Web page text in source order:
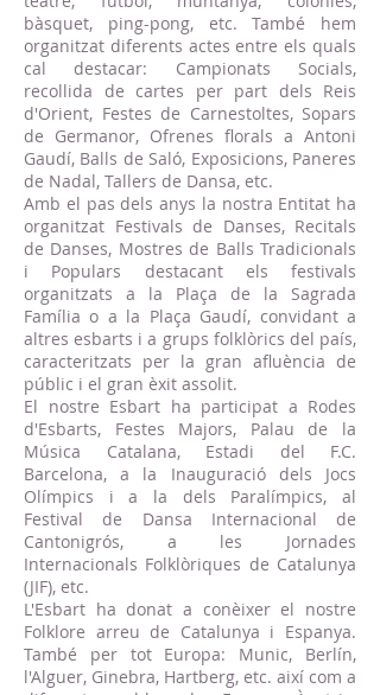
bàsquet, ping-pong, etc. També hem
organitzat diferents actes entre els quals
cal destacar: Campionats Socials,
recollida de cartes per part dels Reis
d'Orient, Festes de Carnestoltes, Sopars
de Germanor, Ofrenes florals a Antoni
Gaudí, Balls de Saló, Exposicions, Paneres
de Nadal, Tallers de Dansa, etc.
Amb el pas dels anys la nostra Entitat ha
organitzat Festivals de Danses, Recitals
de Danses, Mostres de Balls Tradicionals
i Populars destacant els festivals
organitzats a la Plaça de la Sagrada
Família o a la Plaça Gaudí, convidant a
altres esbarts i a grups folklòrics del país,
caracteritzats per la gran afluència de
públic i el gran èxit assolit.
El nostre Esbart ha participat a Rodes
d'Esbarts, Festes Majors, Palau de la
Música Catalana, Estadi del F.C.
Barcelona, a la Inauguració dels Jocs
Olímpics i a la dels Paralímpics, al
Festival de Dansa Internacional de
Cantonigrós, a les Jornades
Internacionals Folklòriques de Catalunya
(JIF), etc.
L'Esbart ha donat a conèixer el nostre
Folklore arreu de Catalunya i Espanya.
També per tot Europa: Munic, Berlín,
l'Alguer, Ginebra, Hartberg, etc. així com a